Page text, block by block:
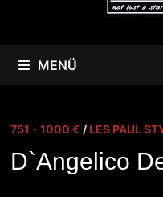
MENÜ
751 - 1000 € /LES PAUL
D`Angelico